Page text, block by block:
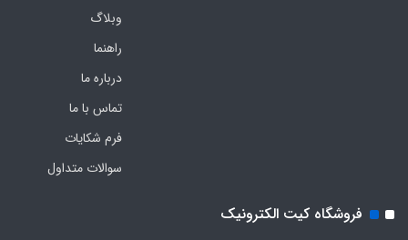
وبلاگ
راهنما
درباره ما
تماس با ما
فرم‌ شکایات
سوالات متداول
فروشگاه کیت الکترونیک